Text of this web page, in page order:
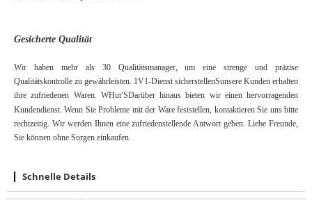
Gesicherte Qualität
Wir haben mehr als 30 Qualitätsmanager, um eine strenge und präzise
Qualitätskontrolle zu gewährleisten. 1V1-Dienst sicherstellenSunsere Kunden erhalten
ihre zufriedenen Waren. WHut'SDarüber hinaus bieten wir einen hervorragenden
Kundendienst. Wenn Sie Probleme mit der Ware feststellen, kontaktieren Sie uns bitte
rechtzeitig. Wir werden Ihnen eine zufriedenstellende Antwort geben. Liebe Freunde,
Sie können ohne Sorgen einkaufen.
Schnelle Details